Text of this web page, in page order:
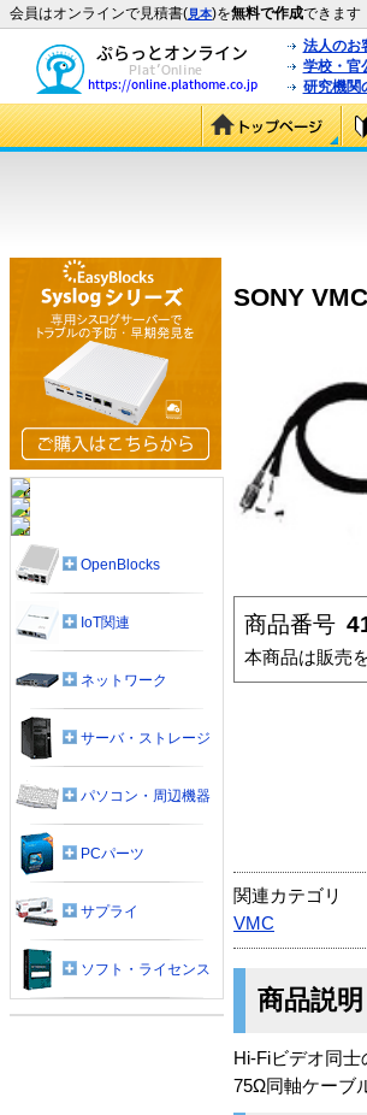
会員はオンラインで見積書(見本)を無料で作成できます
法人のお
学校・官
研究機関
SONY
商品番号
本商品は販売
関連カテゴリ
VMC
商品説明
Hi-Fiビデオ同
75Ω同軸ケーブ
OpenBlocks
IoT関連
ネットワーク
サーバ・ストレージ
パソコン・周辺機器
PCパーツ
サプライ
ソフト・ライセンス